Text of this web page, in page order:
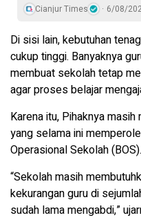
Cianjur Times 6/08/
Di sisi lain, kebutuhan
cukup tinggi. Banyaknya
membuat sekolah tetap
agar proses belajar
Karena itu, Pihaknya
yang selama ini
Operasional Sekolah (BOS).
“Sekolah masih
kekurangan guru di
sudah lama mengabdi,”